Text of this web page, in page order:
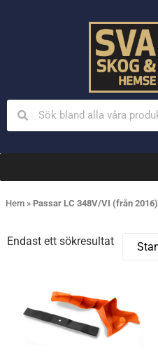
Hem » Passar LC 348V/VI (från 2016)
Endast ett sökresultat